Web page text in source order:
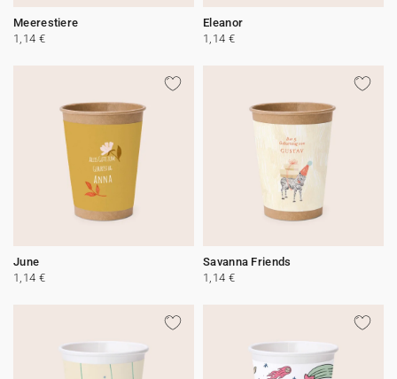
Meerestiere
1,14 €
Eleanor
1,14 €
June
1,14 €
Savanna Friends
1,14 €